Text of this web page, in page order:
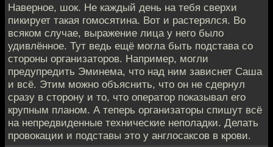
Наверное, шок. Не каждый день на тебя сверхи
пикирует такая гомосятина. Вот и растерялся. Во
всяком случае, выражение лица у него было
удивлённое. Тут ведь ещё могла быть подстава со
стороны организаторов. Например, могли
предупредить Эминема, что над ним зависнет Саша
и всё. Этим можно объяснить, что он не сдернул
сразу в сторону и то, что оператор показывал его
крупным планом. А теперь организаторы спишут всё
на непредвиденные технические неполадки. Делать
провокации и подставы это у англосаксов в крови.